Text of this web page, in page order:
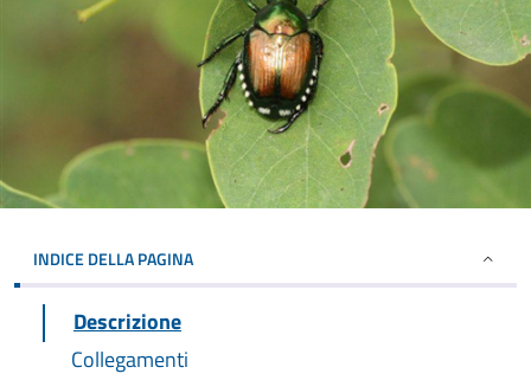
INDICE DELLA PAGINA
Descrizione
Collegamenti